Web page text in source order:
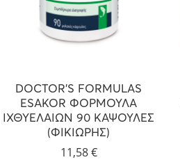
DOCTOR’S FORMULAS
ESAKOR ΦΟΡΜΟΥΛΑ
ΙΧΘΥΕΛΑΙΩΝ 90 ΚΑΨΟΥΛΕΣ
(ΦΙΚΙΩΡΗΣ)
11,58€